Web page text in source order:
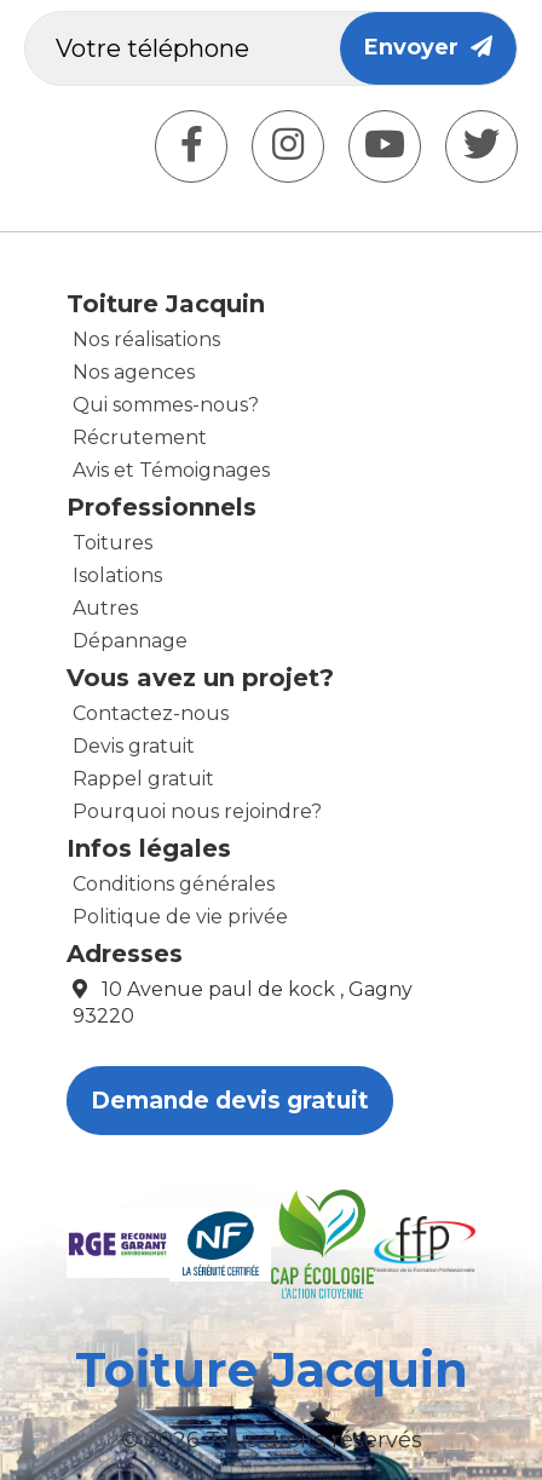
Envoyer
Toiture Jacquin
Nos réalisations
Nos agences
Qui sommes-nous?
Récrutement
Avis et Témoignages
Professionnels
Toitures
Isolations
Autres
Dépannage
Vous avez un projet?
Contactez-nous
Devis gratuit
Rappel gratuit
Pourquoi nous rejoindre?
Infos légales
Conditions générales
Politique de vie privée
Adresses
10 Avenue paul de kock , Gagny
93220
Demande devis gratuit
Toiture Jacquin
© 2026 Tous droits réservés